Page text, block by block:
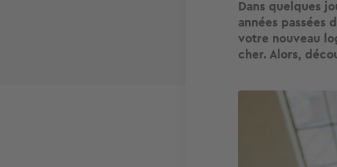
Dans quelques
années passées
votre nouveau
cher. Alors,
Image